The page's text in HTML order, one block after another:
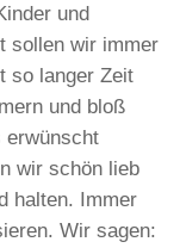
und
sollen wir immer
so langer Zeit
und bloß
erwünscht
wir schön lieb
halten. Immer
Wir sagen: